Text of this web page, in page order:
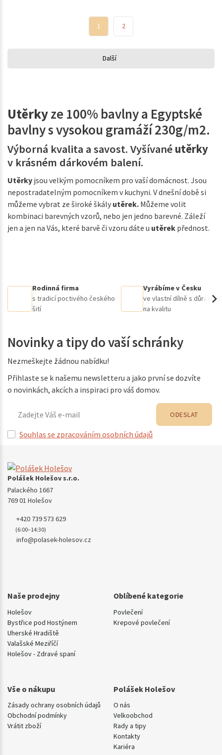
1 2
Další
Utěrkyze 100% bavlny a Egyptské
bavlny s vysokou gramáží 230g/m2.
Výborná kvalita a savost. Vyšívané utěrky
v krásném dárkovém balení.
Utěrky jsou velkým pomocníkem pro vaší domácnost. Jsou
nepostradatelným pomocníkem v kuchyni. V dnešní době si
můžeme vybrat ze široké škály utěrek. Můžeme volit
kombinaci barevných vzorů, nebo jen jedno barevné. Záleží
jen a jen na Vás, které barvě či vzoru dáte u utěrek přednost.
Rodinná firma
s tradicí poctivého českého
šití
Vyrábíme v Česku
ve vlastní dílně s důrazem
na kvalitu
Novinky a tipy do vaší schránky
Nezmeškejte žádnou nabídku!
Přihlaste se k našemu newsletteru a jako první se dozvíte
o novinkách, akcích a inspiraci pro váš domov.
Souhlas se zpracováním osobních údajů
ODESLAT
Polášek Holešov s.r.o.
Palackého 1667
769 01 Holešov
+420 739 573 629
(6:00–14:30)
info@polasek-holesov.cz
Naše prodejny
Holešov
Bystřice pod Hostýnem
Uherské Hradiště
Valašské Meziříčí
Holešov - Zdravé spaní
Oblíbené kategorie
Povlečení
Krepové povlečení
Vše o nákupu
Zásady ochrany osobních údajů
Obchodní podmínky
Vrátit zboží
Polášek Holešov
O nás
Velkoobchod
Rady a tipy
Kontakty
Kariéra